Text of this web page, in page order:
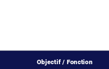
Objectif / Fonction